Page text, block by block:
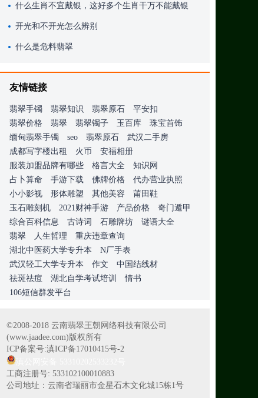
什么生肖不宜戴银，这好多个生肖干万不能戴银
开光和不开光怎么辨别
什么是危料翡翠
友情链接
翡翠手镯 翡翠知识 翡翠原石
平安扣
翡翠价格
翡翠 翡翠镯子 玉百库
珠宝首饰
缅甸翡翠手镯
seo 翡翠原石
武汉二手房
成都写字楼出租
火币
安福相册
服装加盟品牌有哪些
格言大全
知识网
占卜算命
手游下载 佛牌价格
代办营业执照
小小影视
形体雕塑 其他美容
莆田鞋
玉石雕刻机
2021财神手游 产品价格
奇门遁甲
综合百科信息
古诗词 石雕牌坊
谜语大全
翡翠
人生哲理
重庆违章查询
湖北中医药大学专升本
N厂手表
武汉轻工大学专升本
作文
中国结线材
祛斑祛痘
湖北自学考试培训
情书
106短信群发平台
©2008-2018 云南翡翠王朝网络科技有限公司
(www.jaadee.com)版权所有
ICP备案号:滇ICP备17010415号-2
工商注册号: 533102100010883
公司地址：云南省瑞丽市金星石木文化城15栋1号